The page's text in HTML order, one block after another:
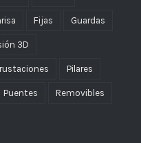
Fijas Guardas
3D
Pilares
Puentes Removibles